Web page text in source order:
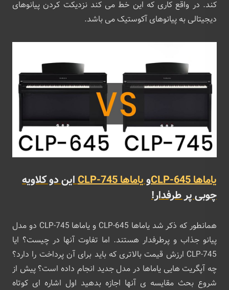
کند. در واقع کاری که این خط می کند نزدیکت کردن پیانوهای
دیجیتالی به پیانوهای آکوستیک می باشد.
یاماها CLP-645 ویاماها CLP-745
این دو کلاویه
چوبی پر طرفدار!
همانطور که ذکر شد یاماها CLP-645 و یاماها CLP-745 دو مدل
پیانو جذاب و پرطرفدار هستند. اما تفاوت آنها در چیست؟ ایا
CLP-745 ارزش قیمت بالاتری که باید برای آن پرداخت را دارد؟
چه آپگریت هایی یاماها در مدل جدید انجام داده است؟ پیش از
شروع بحث مقایسه ی آنها اجازه بدهید اول اشاره ای کوتاه